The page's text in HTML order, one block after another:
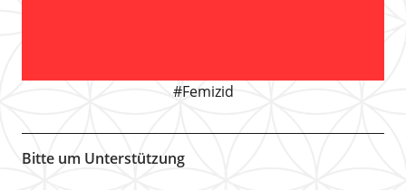
#Femizid
Bitte um Unterstützung